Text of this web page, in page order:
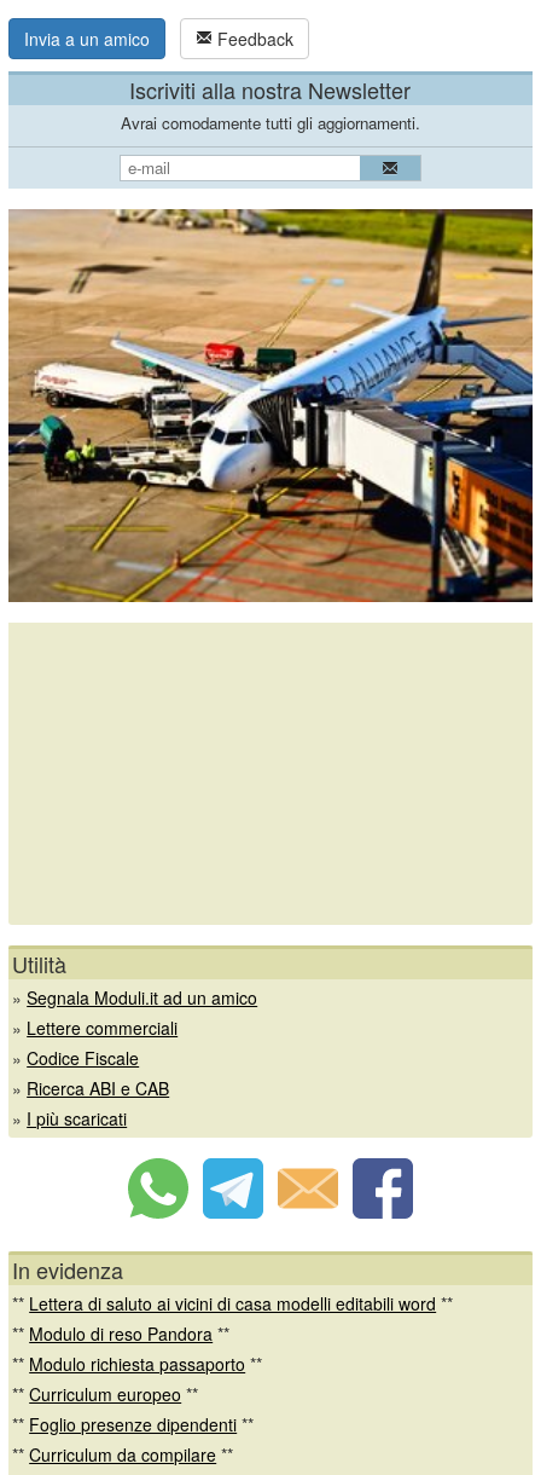
Invia a un amico Feedback
Iscriviti alla nostra Newsletter
Avrai comodamente tutti gli aggiornamenti.
Utilità
»Segnala Moduli.it ad un amico
» Lettere commerciali
»Codice Fiscale
» Ricerca ABI e CAB
» I più scaricati
In evidenza
** Lettera di saluto ai vicini di casa modelli editabili word **
** Modulo di reso Pandora **
** Modulo richiesta passaporto **
**Curriculum europeo **
** Foglio presenze dipendenti **
**Curriculum da compilare **